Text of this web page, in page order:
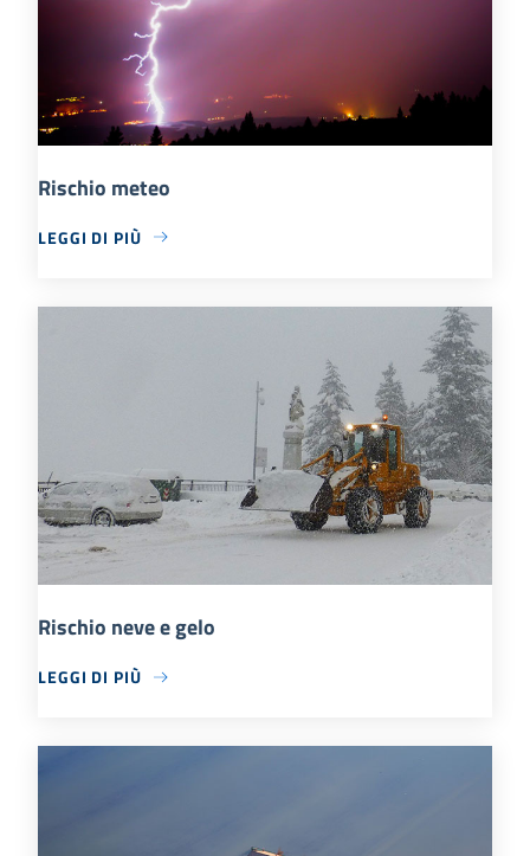
Rischio meteo
LEGGI DI PIÙ
Rischio neve e gelo
LEGGI DI PIÙ